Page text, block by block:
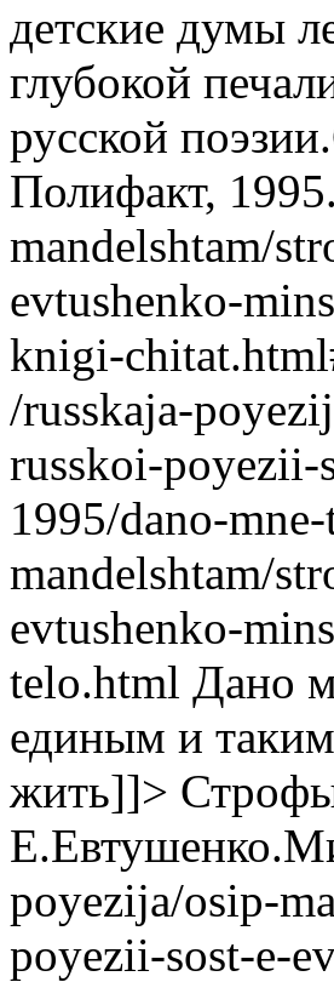
детские думы
глубокой
русской
Полифакт, 1995.
mandelshtam/
evtushenko-
knigi-
/russkaja-
russkoi-poyezii-
1995/dano-
mandelshtam/
evtushenko-
telo.html Дано
единым и
жить]]>
poyezija/osip-
poyezii-sost-e-